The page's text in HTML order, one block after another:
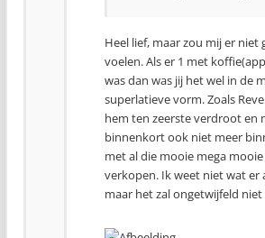
Heel lief, maar zou mij er niet
voelen. Als er 1 met
was dan was jij het wel in de
superlatieve vorm. Zoals
hem ten zeerste verdroot en
binnenkort ook niet meer
met al die mooie mega mooie
verkopen. Ik weet niet wat er
maar het zal ongetwijfeld niet